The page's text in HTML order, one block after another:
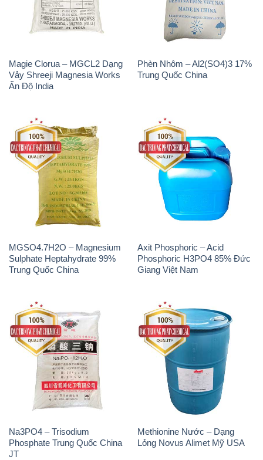
Magie Clorua – MGCL2 Dạng
Vảy Shreeji Magnesia Works
Ấn Độ India
Phèn Nhôm – Al2(SO4)3 17%
Trung Quốc China
MGSO4.7H2O – Magnesium
Sulphate Heptahydrate 99%
Trung Quốc China
Axit Phosphoric – Acid
Phosphoric H3PO4 85% Đức
Giang Việt Nam
Na3PO4 – Trisodium
Phosphate Trung Quốc China
JT
Methionine Nước – Dạng
Lỏng Novus Alimet Mỹ USA